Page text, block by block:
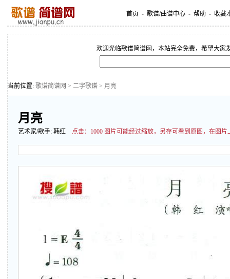
首页 - 歌谱/曲谱中心 - 帮助 - 收藏
欢迎光临歌谱简谱网，本站完全免费，希望大家
当前位置: 歌谱简谱网 > 二字歌谱 > 月亮
月亮
艺术家/歌手: 韩红 点击： 1000 图片可能经过缩放，另存可看到原图，在图